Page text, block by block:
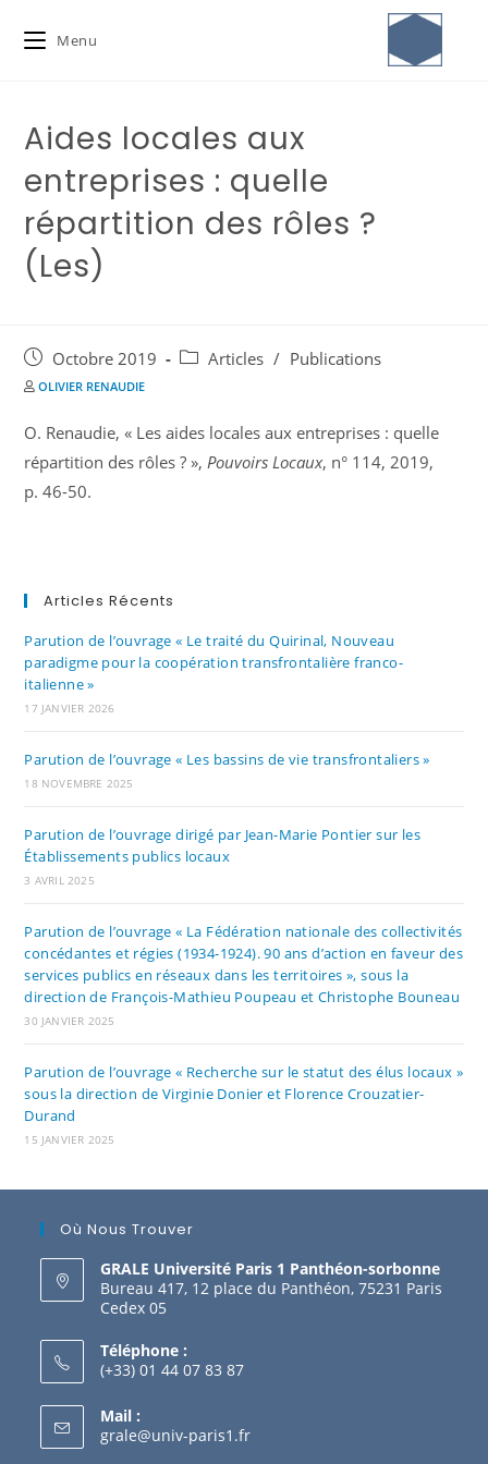
Menu
Aides locales aux
entreprises : quelle
répartition des rôles ?
(Les)
Octobre 2019 Articles / Publications
OLIVIER RENAUDIE
O. Renaudie, « Les aides locales aux entreprises : quelle
répartition des rôles ? »,Pouvoirs Locaux, n° 114, 2019,
p. 46-50.
Articles Récents
Parution de l’ouvrage « Le traité du Quirinal, Nouveau
paradigme pour la coopération transfrontalière franco-
italienne »
17 JANVIER 2026
Parution de l’ouvrage « Les bassins de vie transfrontaliers »
18 NOVEMBRE 2025
Parution de l’ouvrage dirigé par Jean-Marie Pontier sur les
Établissements publics locaux
3 AVRIL 2025
Parution de l’ouvrage « La Fédération nationale des collectivités
concédantes et régies (1934-1924). 90 ans d’action en faveur des
services publics en réseaux dans les territoires », sous la
direction de François-Mathieu Poupeau et Christophe Bouneau
30 JANVIER 2025
Parution de l’ouvrage « Recherche sur le statut des élus locaux »
sous la direction de Virginie Donier et Florence Crouzatier-
Durand
15 JANVIER 2025
Où Nous Trouver
GRALE Université Paris 1 Panthéon-sorbonne
Bureau 417, 12 place du Panthéon, 75231 Paris
Cedex 05
Téléphone :
(+33) 01 44 07 83 87
Mail :
grale@univ-paris1.fr